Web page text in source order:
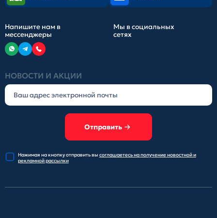
НОВОСТИ И АКЦИИ
Отправить
Нажимая на кнопку отправитьвы соглашаетесь на получениеновостной и
рекламной рассылки
Напишите нам в
мессенджеры
Мы в социальных
сетях